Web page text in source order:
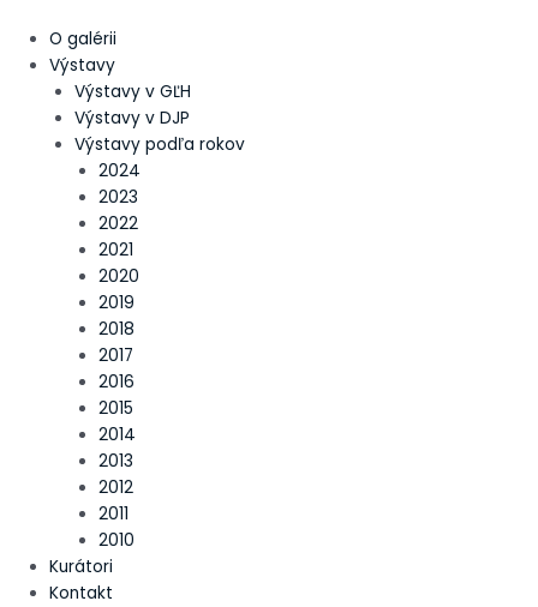
obsah
Menu O galérii
Výstavy
Výstavy v GĽH
Výstavy v DJP
Výstavy podľa rokov
2024
2023
2022
2021
2020
2019
2018
2017
2016
2015
2014
2013
2012
2011
2010
Kurátori
Kontakt
pagination